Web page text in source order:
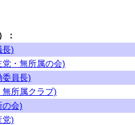
：
長)
・無所属の会)
委員長)
所属クラブ)
の会)
党)